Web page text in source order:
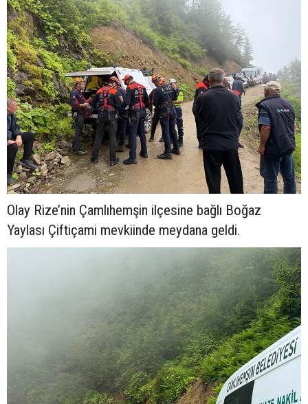
Olay Rize’nin Çamlıhemşin ilçesine bağlı Boğaz
Yaylası Çiftiçami mevkiinde meydana geldi.